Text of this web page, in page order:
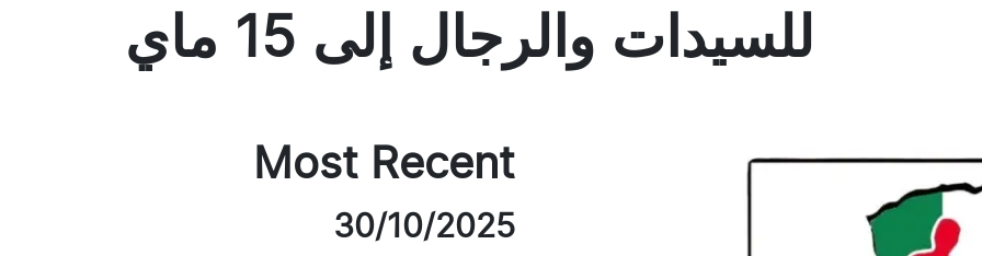
Most Recent
30/10/2025